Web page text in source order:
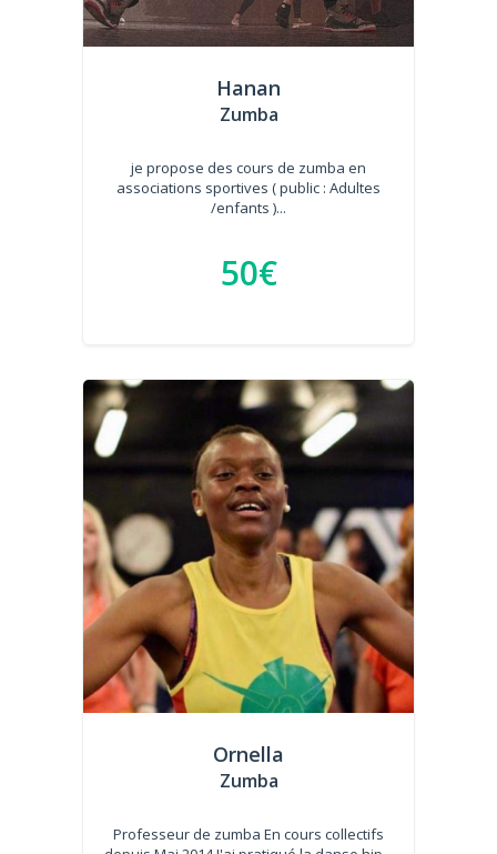
Hanan
Zumba
je propose des cours de zumba en
associations sportives ( public : Adultes
/enfants )...
50€
Ornella
Zumba
Professeur de zumba En cours collectifs